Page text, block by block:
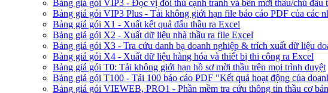
Bảng giá gói VIP3 - Đọc vị đối thủ cạnh tranh và bên mời thầu/chủ đầu
Bảng giá gói VIP3 Plus - Tải không giới hạn file báo cáo PDF của các
Bảng giá gói X1 - Xuất kết quả đấu thầu ra Excel
Bảng giá gói X2 - Xuất dữ liệu nhà thầu ra file Excel
Bảng giá gói X3 - Tra cứu danh bạ doanh nghiệp & trích xuất dữ liệu
Bảng giá gói X4 - Xuất dữ liệu hàng hóa và thiết bị thi công ra Excel
Bảng giá gói T0: Tải không giới hạn hồ sơ mời thầu trên mọi trình duyệt
Bảng giá gói T100 - Tải 100 báo cáo PDF "Kết quả hoạt động của
Bảng giá gói VIEWEB, PRO1 - Phần mềm tra cứu thông tin thầu cơ bản